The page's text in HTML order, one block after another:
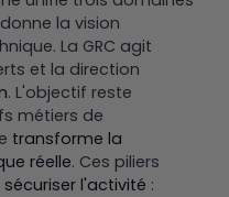
la vision
La GRC agit
et la direction
. L'objectif reste
métiers de
transforme la
réelle. Ces piliers
sécuriser l'activité :